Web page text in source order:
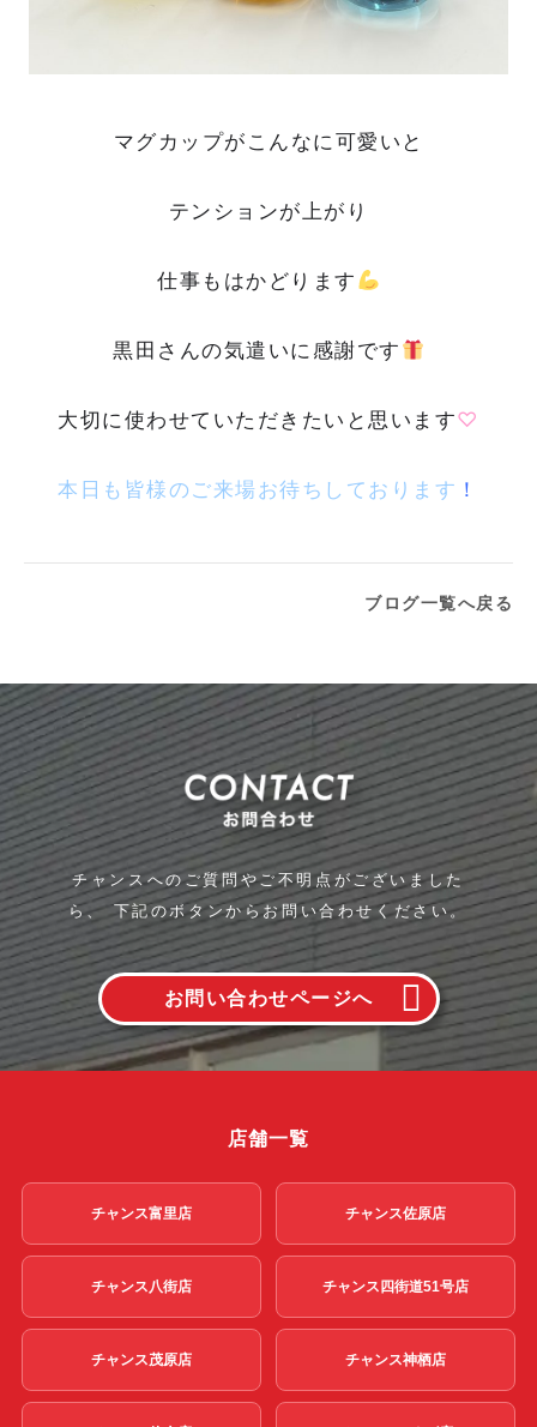
マグカップがこんなに可愛いと
テンションが上がり
仕事もはかどります
黒田さんの気遣いに感謝です
大切に使わせていただきたいと思います♡
本日も皆様のご来場お待ちしております ！
ブログ一覧へ戻る
チャンスへのご質問やご不明点がございました
ら、 下記のボタンからお問い合わせください。
お問い合わせページへ
店舗一覧
チャンス富里店
チャンス八街店
チャンス茂原店
チャンス佐原店
チャンス四街道51号店
チャンス神栖店